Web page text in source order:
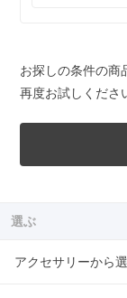
お探しの条件の商
再度お試しくださ
選ぶ
アクセサリーから